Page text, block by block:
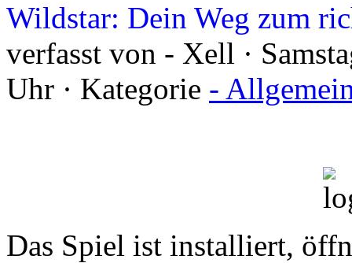
Wildstar: Dein Weg zum
verfasst von - Xell ·
Uhr · Kategorie -
Das Spiel ist installiert,